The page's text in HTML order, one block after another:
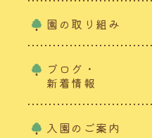
園の取り組み
ブログ・
新着情報
入園のご案内